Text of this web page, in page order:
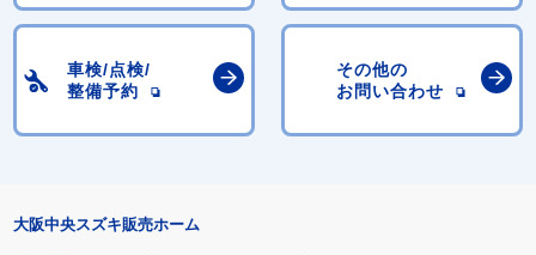
車検/点検/
整備予約
その他の
お問い合わせ
大阪中央スズキ販売ホーム